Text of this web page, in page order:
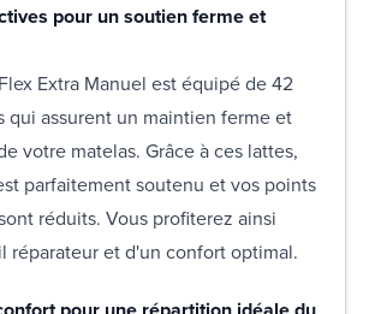
pour un soutien ferme et
Extra Manuel est équipé de 42
qui assurent un maintien ferme et
votre matelas. Grâce à ces lattes,
parfaitement soutenu et vos points
réduits. Vous profiterez ainsi
réparateur et d'un confort optimal.